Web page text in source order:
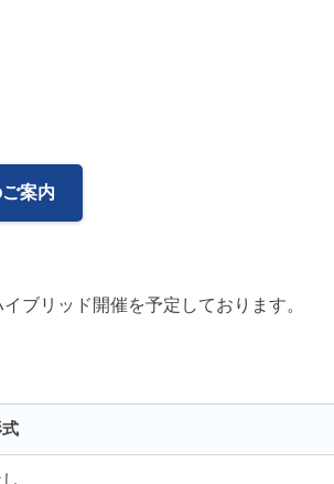
案内
ブリッド開催を予定しております。